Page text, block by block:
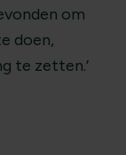
om
doen,
te zetten.’